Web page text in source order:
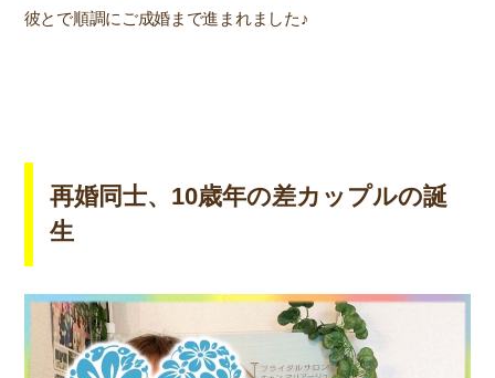
彼とで順調にご成婚まで進まれました♪
再婚同士、10歳年の差カップルの誕
生